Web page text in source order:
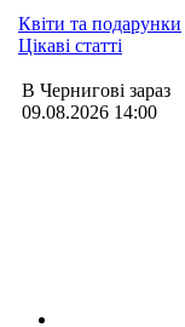
Квіти та подарунки
Цікаві статті
В Чернигові зараз
09.08.2026 14:00